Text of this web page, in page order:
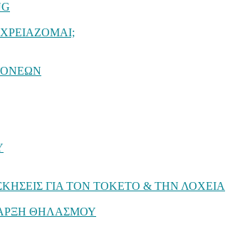
ΓΙΑ ΤΟΝ ΤΟΚΕΤΟ & ΤΗΝ ΛΟΧΕΙΑ
ΘΗΛΑΣΜΟΥ